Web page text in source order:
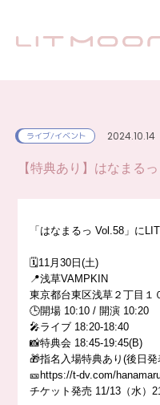
ライブ/イベント 2024.10.14
【特典あり】はなまる
「はなまるっ Vol.58」に
🗓️11月30日(土)
📍浅草VAMPKIN
東京都台東区浅草２丁目１
🕒開場 10:10 / 開演 10:20
🎤ライブ 18:20-18:40
📸特典会 18:45-19:45(B)
🎁指名入場特典あり(後日発
🎫https://t-dv.com/
チケット発売 11/13（水）